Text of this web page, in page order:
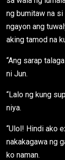
ng bumitaw na si
ngayon ang
aking tamod na
“Ang sarap
ni Jun.
“Lalo ng kung
niya.
“Ulol! Hindi ako
nakakagawa ng
ko naman.